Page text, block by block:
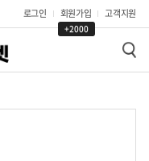
로그인 회원가입
+2000
고객지원